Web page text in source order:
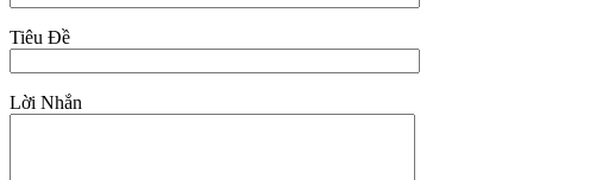
Tiêu Đề
Lời Nhắn